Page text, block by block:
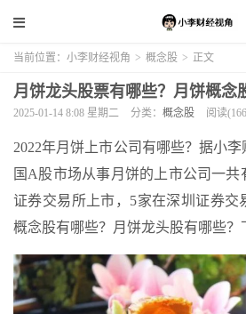
当前位置： 小李财经视角 > 概念股 > 正文
月饼龙头股票有哪些？月饼概念
2025-01-14 8:08 星期二 分类： 概念股 阅读
2022年月饼上市公司有哪些？据小
国A股市场从事月饼的上市公司一共
证券交易所上市，5家在深圳证券交
概念股有哪些？月饼龙头股有哪些？